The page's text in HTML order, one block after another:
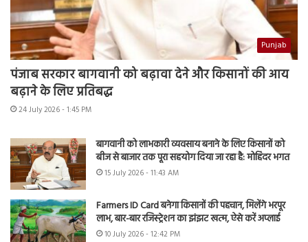
Punjab
पंजाब सरकार बागवानी को बढ़ावा देने और किसानों की आय
बढ़ाने के लिए प्रतिबद्ध
24 July 2026 - 1:45 PM
बागवानी को लाभकारी व्यवसाय बनाने के लिए किसानों को
बीज से बाजार तक पूरा सहयोग दिया जा रहा है: मोहिंदर भगत
15 July 2026 - 11:43 AM
Farmers ID Card बनेगा किसानों की पहचान, मिलेंगे भरपूर
लाभ, बार-बार रजिस्ट्रेशन का झंझट खत्म, ऐसे करें अप्लाई
10 July 2026 - 12:42 PM